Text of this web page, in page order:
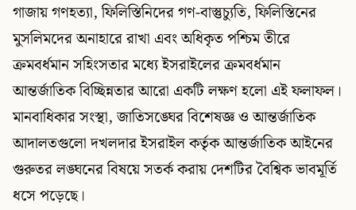
গাজায় গণহত্যা, ফিলিস্তিনিদের গণ-বাস্তুচ্যুতি, ফিলিস্তিনের
মুসলিমদের অনাহারে রাখা এবং অধিকৃত পশ্চিম তীরে
ক্রমবর্ধমান সহিংসতার মধ্যে ইসরাইলের ক্রমবর্ধমান
আন্তর্জাতিক বিচ্ছিন্নতার আরো একটি লক্ষণ হলো এই ফলাফল।
মানবাধিকার সংস্থা, জাতিসঙ্ঘের বিশেষজ্ঞ ও আন্তর্জাতিক
আদালতগুলো দখলদার ইসরাইল কর্তৃক আন্তর্জাতিক আইনের
গুরুতর লঙ্ঘনের বিষয়ে সতর্ক করায় দেশটির বৈশ্বিক ভাবমূর্তি
ধসে পড়েছে।